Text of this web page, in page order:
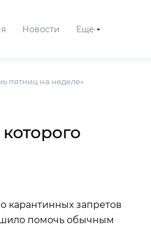
Новости Ещё
пятниц на неделе»
карантинных запретов
помочь обычным